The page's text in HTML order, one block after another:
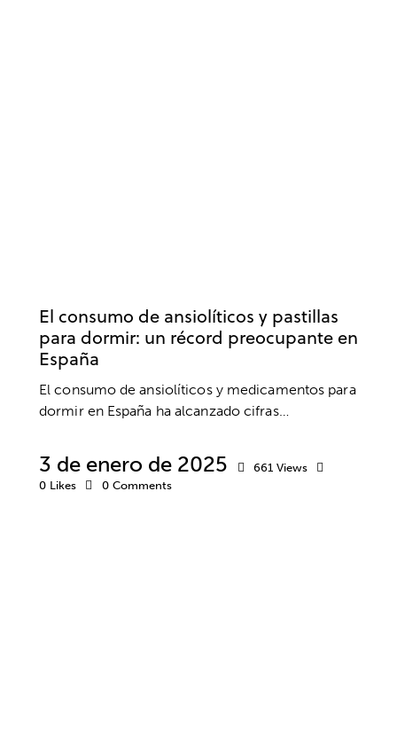
El consumo de ansiolíticos y pastillas
para dormir: un récord preocupante en
España
El consumo de ansiolíticos y medicamentos para
dormir en España ha alcanzado cifras…
3 de enero de 2025 661 Views
0 Likes 0 Comments